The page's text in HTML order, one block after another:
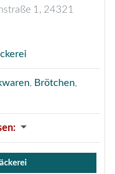
1, 24321
, Brötchen,
: